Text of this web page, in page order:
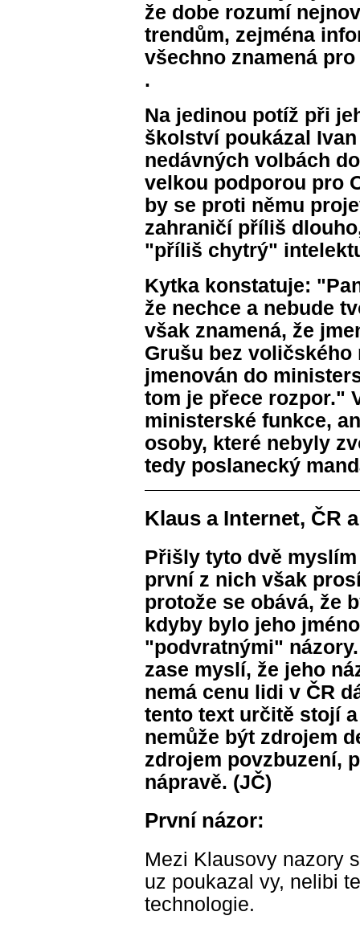
že dobe rozumí
trendům, zejména
všechno znamená
.
Na jedinou potíž při
školství poukázal
nedávných volbách
velkou podporou pro
by se proti němu
zahraničí příliš
"příliš chytrý"
Kytka konstatuje:
že nechce a nebude
však znamená, že
Grušu bez voličského
jmenován do
tom je přece rozpor."
ministerské funkce,
osoby, které nebyly
tedy poslanecký
Klaus a Internet, ČR
Přišly tyto dvě
první z nich však
protože se obává, že
kdyby bylo jeho
"podvratnými"
zase myslí, že jeho
nemá cenu lidi v ČR
tento text určitě stojí
nemůže být zdrojem
zdrojem povzbuzení,
nápravě. (JČ)
První názor:
Mezi Klausovy nazory
uz poukazal vy, nelibi
technologie.